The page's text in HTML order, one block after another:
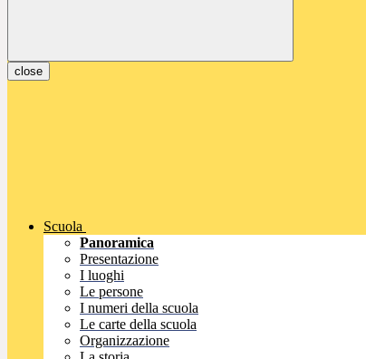
close
Scuola
Panoramica
Presentazione
I luoghi
Le persone
I numeri della scuola
Le carte della scuola
Organizzazione